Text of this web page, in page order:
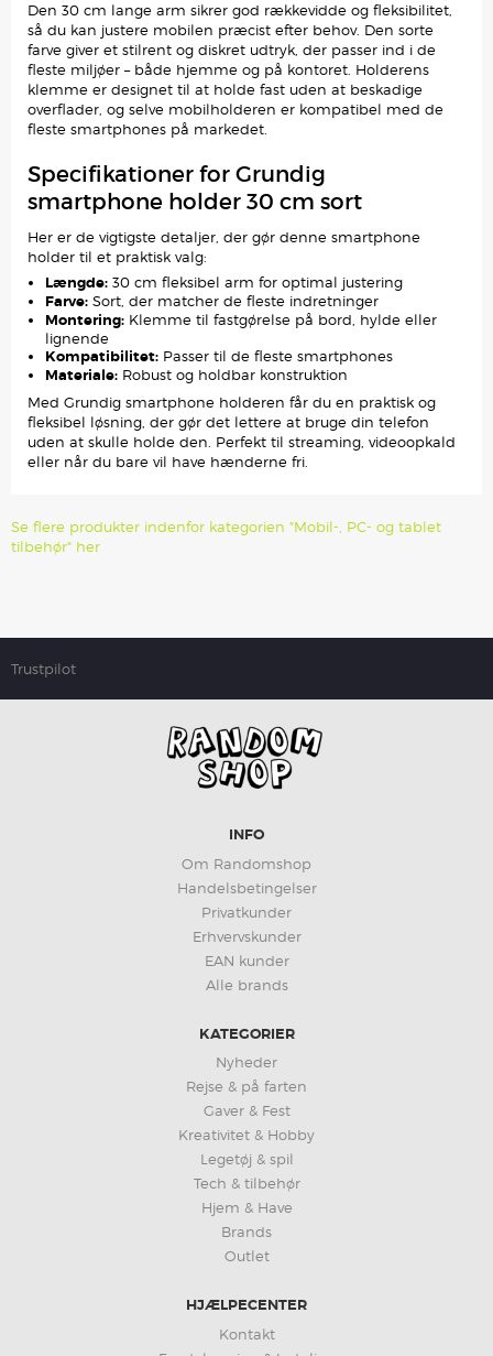
Den 30 cm lange arm sikrer god rækkevidde og fleksibilitet,
så du kan justere mobilen præcist efter behov. Den sorte
farve giver et stilrent og diskret udtryk, der passer ind i de
fleste miljøer – både hjemme og på kontoret. Holderens
klemme er designet til at holde fast uden at beskadige
overflader, og selve mobilholderen er kompatibel med de
fleste smartphones på markedet.
Specifikationer for Grundig
smartphone holder 30 cm sort
Her er de vigtigste detaljer, der gør denne smartphone
holder til et praktisk valg:
Længde: 30 cm fleksibel arm for optimal justering
Farve: Sort, der matcher de fleste indretninger
Montering: Klemme til fastgørelse på bord, hylde eller
lignende
Kompatibilitet: Passer til de fleste smartphones
Materiale: Robust og holdbar konstruktion
Med Grundig smartphone holderen får du en praktisk og
fleksibel løsning, der gør det lettere at bruge din telefon
uden at skulle holde den. Perfekt til streaming, videoopkald
eller når du bare vil have hænderne fri.
Se flere produkter indenfor kategorien "Mobil-, PC- og tablet
tilbehør" her
Trustpilot
INFO
Om Randomshop
Handelsbetingelser
Privatkunder
Erhvervskunder
EAN kunder
Alle brands
KATEGORIER
Nyheder
Rejse & på farten
Gaver & Fest
Kreativitet & Hobby
Legetøj & spil
Tech & tilbehør
Hjem & Have
Brands
Outlet
HJÆLPECENTER
Kontakt